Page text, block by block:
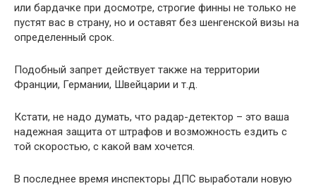
или бардачке при досмотре, строгие финны не только не
пустят вас в страну, но и оставят без шенгенской визы на
определенный срок.
Подобный запрет действует также на территории
Франции, Германии, Швейцарии и т.д.
Кстати, не надо думать, что радар-детектор – это ваша
надежная защита от штрафов и возможность ездить с
той скоростью, с какой вам хочется.
В последнее время инспекторы ДПС выработали новую